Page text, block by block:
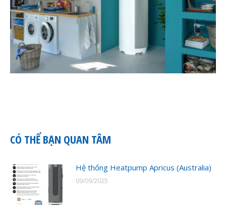
CÓ THỂ BẠN QUAN TÂM
Hệ thống Heatpump Apricus (Australia)
09/09/2025